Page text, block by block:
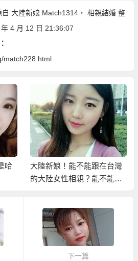
大陸新娘 Match1314， 相親結婚整
4 月 12 日 21:36:07
match228.html
哈
大陸新娘！能不能跟在台灣
的大陸女性相親？能不能安
下一篇